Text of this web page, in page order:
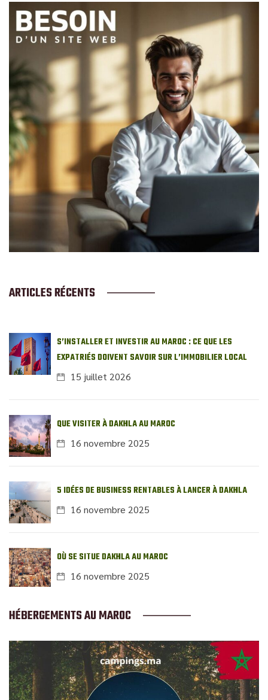
ARTICLES RÉCENTS
S’INSTALLER ET INVESTIR AU MAROC : CE QUE LES
EXPATRIÉS DOIVENT SAVOIR SUR L’IMMOBILIER LOCAL
15 juillet 2026
QUE VISITER À DAKHLA AU MAROC
16 novembre 2025
5 IDÉES DE BUSINESS RENTABLES À LANCER À DAKHLA
16 novembre 2025
OÙ SE SITUE DAKHLA AU MAROC
16 novembre 2025
HÉBERGEMENTS AU MAROC